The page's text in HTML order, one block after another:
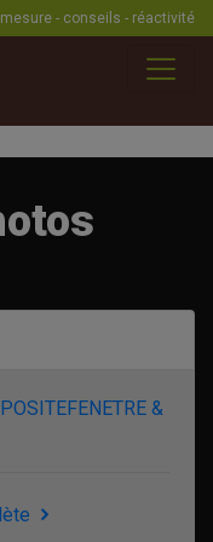
- conseils - réactivité
FENETRE &